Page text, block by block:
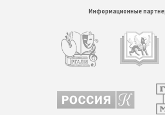
Информационные